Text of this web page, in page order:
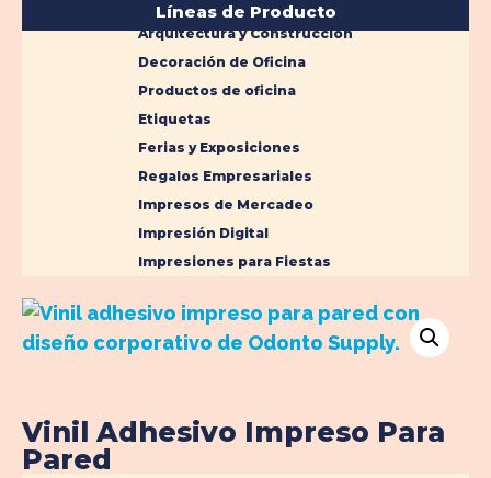
Líneas de Producto
Arquitectura y Construcción
Decoración de Oficina
Productos de oficina
Etiquetas
Ferias y Exposiciones
Regalos Empresariales
Impresos de Mercadeo
Impresión Digital
Impresiones para Fiestas
Vinil Adhesivo Impreso Para
Pared